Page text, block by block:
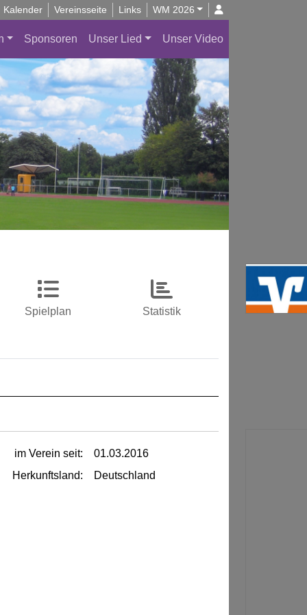
Kalender Vereinsseite Links WM 2026
Sponsoren Unser Lied Unser Video
Spielplan Statistik
im Verein seit:
01.03.2016
Herkunftsland:
Deutschland